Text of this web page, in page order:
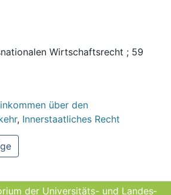
Wirtschaftsrecht ; 59
über den
, Innerstaatliches Recht
der Universitäts- und Landes­